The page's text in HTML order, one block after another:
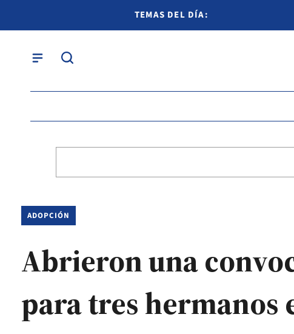
TEMAS DEL DÍA:
ADOPCIÓN
Abrieron una
para tres hermanos